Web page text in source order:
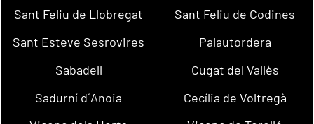
Sant Feliu de Llobregat
Sant Feliu de Codines
Sant Esteve Sesrovires
Palautordera
Sabadell
Cugat del Vallès
Sadurní d´Anoia
Cecília de Voltregà